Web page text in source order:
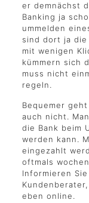
er demnächst
Banking ja
ummelden
sind dort ja
mit wenigen
kümmern sich
muss nicht
regeln.
Bequemer
auch nicht.
die Bank beim
werden kann.
eingezahlt
oftmals
Informieren
eben online.